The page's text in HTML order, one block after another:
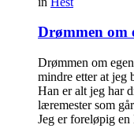
Drømmen om
Drømmen om
mindre etter at jeg
Han er alt jeg har
læremester som
Jeg er foreløpig